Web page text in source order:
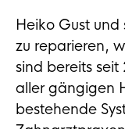
Heiko Gust
zu reparieren,
sind bereits
aller gängigen
bestehende